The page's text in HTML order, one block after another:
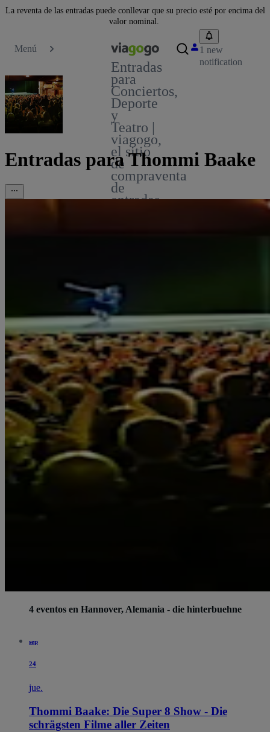
La reventa de las entradas puede conllevar que su precio esté por encima del
valor nominal.
Menú
Entradas
para
Conciertos,
Deporte
y
Teatro |
viagogo,
el sitio
de
compraventa
de
entradas
1 new
notification
Entradas para Thommi Baake
4 eventos en Hannover, Alemania - die hinterbuehne
sep
24
jue.
Thommi Baake: Die Super 8 Show - Die
schrägsten Filme aller Zeiten